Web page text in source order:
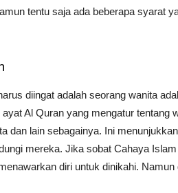
tentu saja ada beberapa syarat
diingat adalah seorang wanita
Al Quran yang mengatur tentang
dan lain sebagainya. Ini
mereka. Jika sobat Cahaya
diri untuk dinikahi.